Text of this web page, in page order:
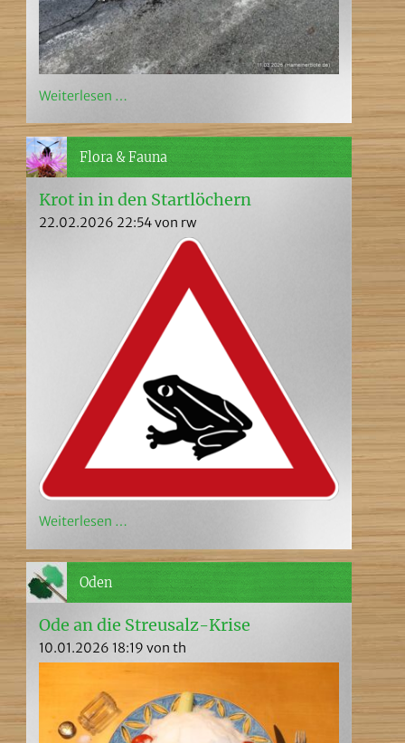
Weiterlesen …
Flora & Fauna
Krot in in den Startlöchern
22.02.2026 22:54von rw
Weiterlesen …
Oden
Ode an die Streusalz-Krise
10.01.2026 18:19 von th